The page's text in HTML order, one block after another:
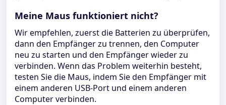
Meine Maus funktioniert nicht?
Wir empfehlen, zuerst die Batterien zu überprüfen,
dann den Empfänger zu trennen, den Computer
neu zu starten und den Empfänger wieder zu
verbinden. Wenn das Problem weiterhin besteht,
testen Sie die Maus, indem Sie den Empfänger mit
einem anderen USB-Port und einem anderen
Computer verbinden.